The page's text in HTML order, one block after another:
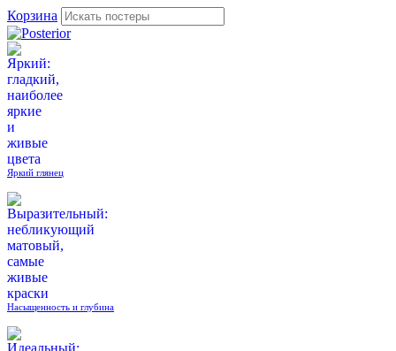
Корзина
Яркий глянец
Насыщенность и глубина